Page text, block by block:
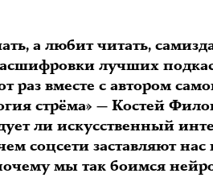
а любит читать,
лучших
раз вместе с автором
стрёма» — Костей
ли искусственный
соцсети заставляют нас
мы так боимся